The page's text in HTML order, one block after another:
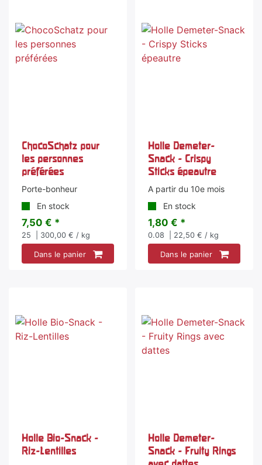
ChocoSchatz pour
les personnes
préférées
Porte-bonheur
En stock
7,50 € *
25 | 300,00 € / kg
Dans le panier
Holle Demeter-
Snack - Crispy
Sticks épeautre
A partir du 10e mois
En stock
1,80 € *
0.08 | 22,50 € / kg
Dans le panier
Holle Bio-Snack -
Riz-Lentilles
Holle Demeter-
Snack - Fruity Rings